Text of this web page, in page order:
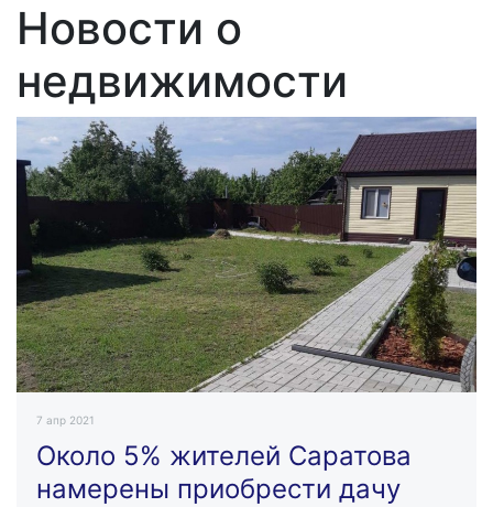
Новости о
недвижимости
7 апр 2021
Около 5% жителей Саратова
намерены приобрести дачу